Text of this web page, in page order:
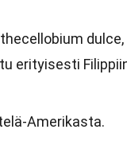
erityisesti
Amerikasta.